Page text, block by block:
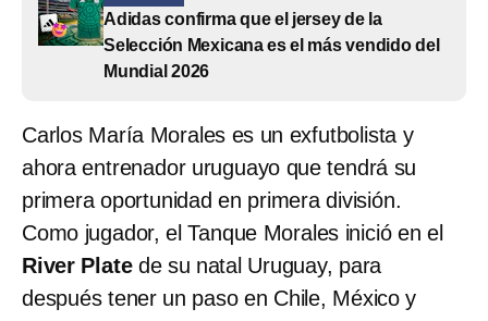
Adidas confirma que el jersey de la
Selección Mexicana es el más vendido del
Mundial 2026
Carlos María Morales es un exfutbolista y
ahora entrenador uruguayo que tendrá su
primera oportunidad en primera división.
Como jugador, el Tanque Morales inició en el
River Platede su natal Uruguay, para
después tener un paso en Chile, México y